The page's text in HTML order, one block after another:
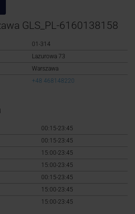
Logowanie
GLS_PL-6160138158
01-314
Lazurowa 73
Warszawa
+48 468148220
00:15-23:45
00:15-23:45
15:00-23:45
15:00-23:45
00:15-23:45
15:00-23:45
15:00-23:45